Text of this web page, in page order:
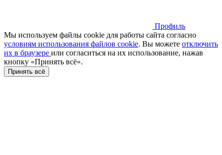
Профиль
Мы используем файлы cookie для работы сайта согласно
условиям использования файлов cookie. Вы можете отключить
их в браузере или cогласиться на их использование, нажав
кнопку «Принять всё».
Принять всё